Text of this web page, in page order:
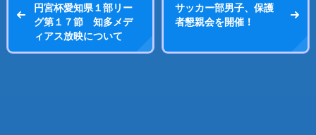
円宮杯愛知県１部リー
グ第１７節 知多メデ
ィアス放映について
サッカー部男子、保護
者懇親会を開催！